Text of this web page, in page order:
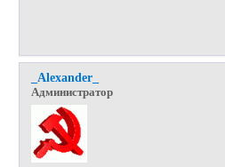
_Alexander_
Администратор